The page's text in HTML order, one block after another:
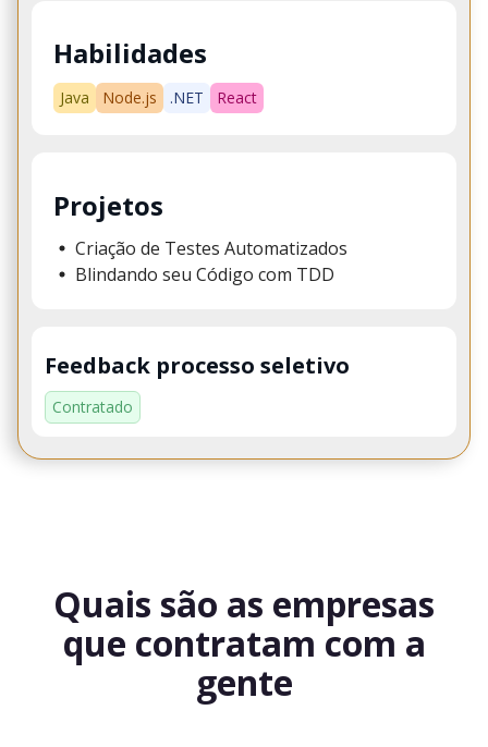
Habilidades
Java Node.js .NET React
Projetos
Criação de Testes Automatizados
Blindando seu Código com TDD
Feedback processo seletivo
Contratado
Quais são as empresas
que contratam com a
gente